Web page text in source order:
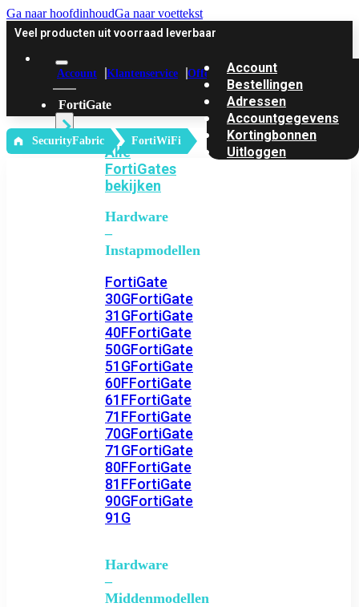
Ga naar hoofdinhoudGa naar voettekst
Veel producten uit voorraad leverbaar
Account Klantenservice Offerte
FortiGate
Alle
FortiGates
bekijken
Hardware
–
Instapmodellen
FortiGate
30GFortiGate
31GFortiGate
40FFortiGate
50GFortiGate
51GFortiGate
60FFortiGate
61FFortiGate
71FFortiGate
70GFortiGate
71GFortiGate
80FFortiGate
81FFortiGate
90GFortiGate
91G
Hardware
–
Middenmodellen
Account
Bestellingen
Adressen
Accountgegevens
Kortingbonnen
Uitloggen
‎ SecurityFabric FortiWiFi